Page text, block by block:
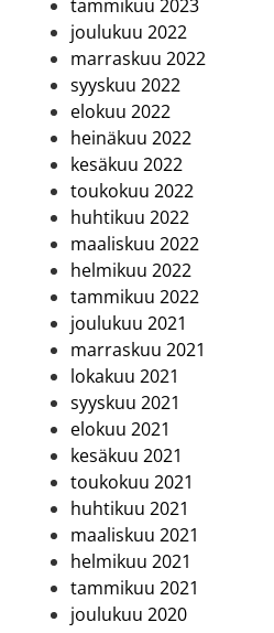
tammikuu 2023
joulukuu 2022
marraskuu 2022
syyskuu 2022
elokuu 2022
heinäkuu 2022
kesäkuu 2022
toukokuu 2022
huhtikuu 2022
maaliskuu 2022
helmikuu 2022
tammikuu 2022
joulukuu 2021
marraskuu 2021
lokakuu 2021
syyskuu 2021
elokuu 2021
kesäkuu 2021
toukokuu 2021
huhtikuu 2021
maaliskuu 2021
helmikuu 2021
tammikuu 2021
joulukuu 2020